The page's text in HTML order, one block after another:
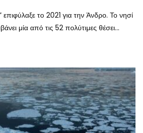
το 2021 για την Άνδρο. Το νησί
μία από τις 52 πολύτιμες θέσει...